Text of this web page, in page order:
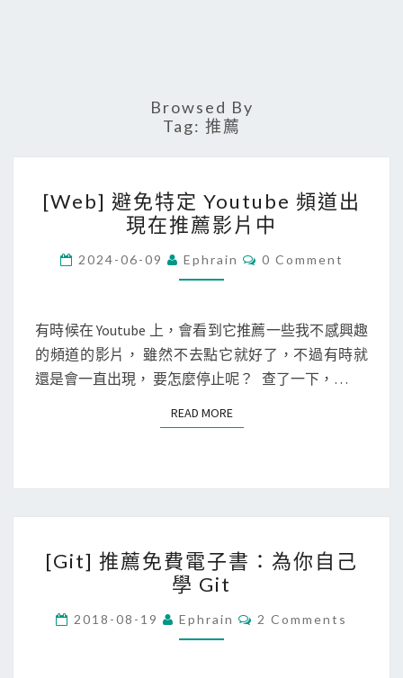
Browsed By
Tag: 推薦
W
e
b
]
免
特
定
o
e
頻
道
出
現
[Web] 避免特定 Youtube 頻道出
現在推薦影片中
2024-06-09 Ephrain
C
N
T
S
0 Comment
有時候在 Youtube 上，會看到它推薦一些我不感興趣
的頻道的影片， 雖然不去點它就好了，不過有時就
還是會一直出現， 要怎麼停止呢？ 查了一下，…
READ MOREREAD MORE
G
i
t
]
[Git] 推薦免費電子書：為你自己
學 Git
2018-08-19 Ephrain
C
2 Comments